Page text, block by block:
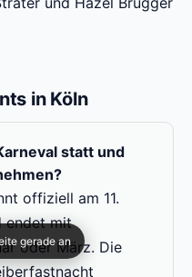
in Köln
statt und
offiziell am 11.
endet mit
oder März. Die
gerade an